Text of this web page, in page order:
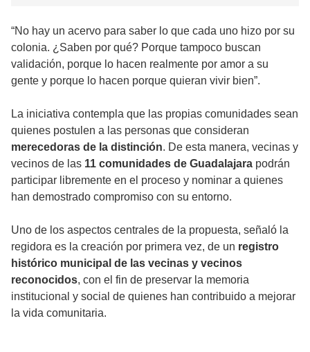
“No hay un acervo para saber lo que cada uno hizo por su
colonia. ¿Saben por qué? Porque tampoco buscan
validación, porque lo hacen realmente por amor a su
gente y porque lo hacen porque quieran vivir bien”.
La iniciativa contempla que las propias comunidades sean
quienes postulen a las personas que consideran
merecedoras de la distinción. De esta manera, vecinas y
vecinos de las 11 comunidades de Guadalajara podrán
participar libremente en el proceso y nominar a quienes
han demostrado compromiso con su entorno.
Uno de los aspectos centrales de la propuesta, señaló la
regidora es la creación por primera vez, de un registro
histórico municipal de las vecinas y vecinos
reconocidos, con el fin de preservar la memoria
institucional y social de quienes han contribuido a mejorar
la vida comunitaria.